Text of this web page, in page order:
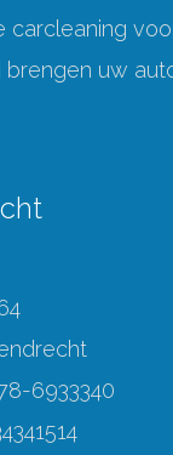
carcleaning
brengen uw
6933340